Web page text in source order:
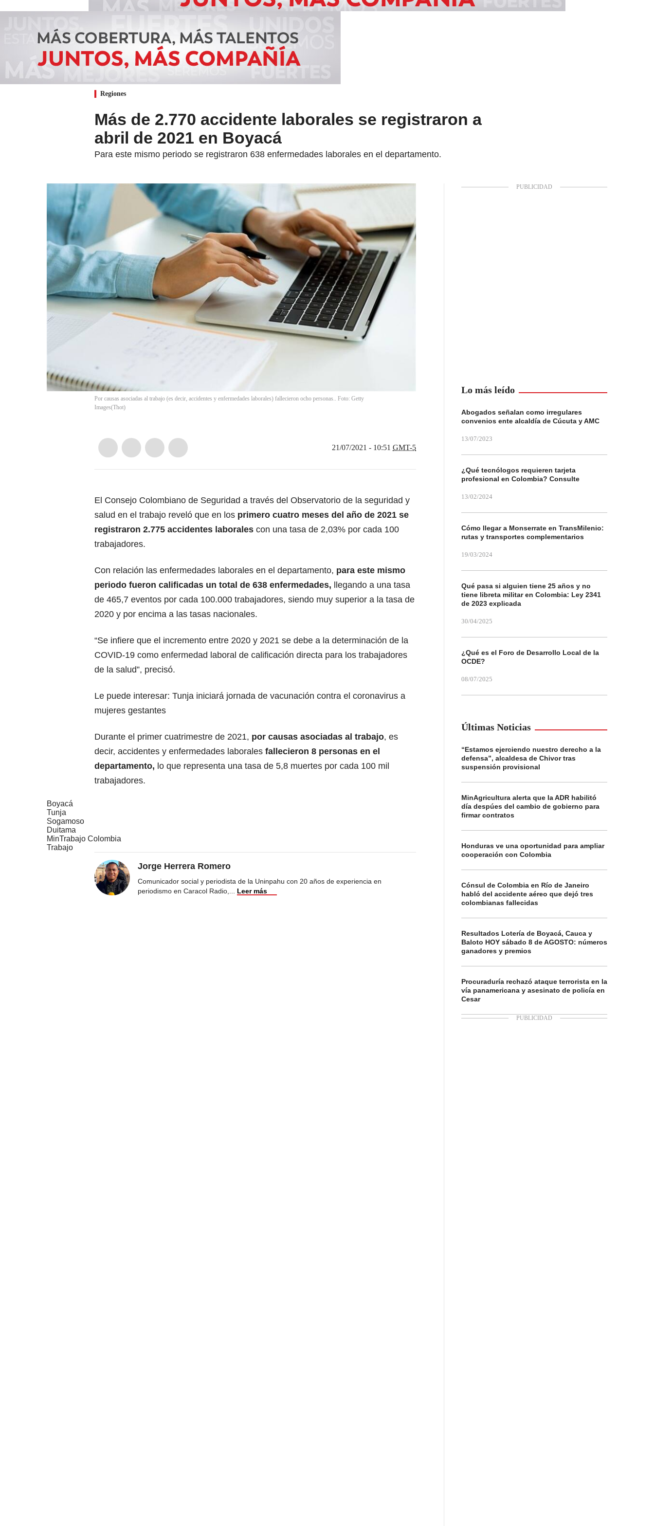
Regiones
Más de 2.770 accidente laborales se registraron a
abril de 2021 en Boyacá
Para este mismo periodo se registraron 638 enfermedades laborales en el departamento.
Por causas asociadas al trabajo (es decir, accidentes y enfermedades laborales) fallecieron ocho personas.. Foto: Getty
Images(Thot)
21/07/2021 - 10:51 GMT-5
El Consejo Colombiano de Seguridad a través del Observatorio de la seguridad y
salud en el trabajo reveló que en los primero cuatro meses del año de 2021 se
registraron 2.775 accidentes laborales con una tasa de 2,03% por cada 100
trabajadores.
Con relación las enfermedades laborales en el departamento, para este mismo
periodo fueron calificadas un total de 638 enfermedades, llegando a una tasa
de 465,7 eventos por cada 100.000 trabajadores, siendo muy superior a la tasa de
2020 y por encima a las tasas nacionales.
“Se infiere que el incremento entre 2020 y 2021 se debe a la determinación de la
COVID-19 como enfermedad laboral de calificación directa para los trabajadores
de la salud”, precisó.
Le puede interesar: Tunja iniciará jornada de vacunación contra el coronavirus a
mujeres gestantes
Durante el primer cuatrimestre de 2021, por causas asociadas al trabajo, es
decir, accidentes y enfermedades laborales fallecieron 8 personas en el
departamento, lo que representa una tasa de 5,8 muertes por cada 100 mil
trabajadores.
Boyacá
Tunja
Sogamoso
Duitama
MinTrabajo Colombia
Trabajo
Jorge Herrera Romero
Comunicador social y periodista de la Uninpahu con 20 años de experiencia en
periodismo en Caracol Radio,
Leer más
Lo más leído
Abogados señalan como irregulares
convenios ente alcaldía de Cúcuta y AMC
13/07/2023
¿Qué tecnólogos requieren tarjeta
profesional en Colombia? Consulte
13/02/2024
Cómo llegar a Monserrate en TransMilenio:
rutas y transportes complementarios
19/03/2024
Qué pasa si alguien tiene 25 años y no
tiene libreta militar en Colombia: Ley 2341
de 2023 explicada
30/04/2025
¿Qué es el Foro de Desarrollo Local de la
OCDE?
08/07/2025
Últimas Noticias
“Estamos ejerciendo nuestro derecho a la
defensa”, alcaldesa de Chivor tras
suspensión provisional
MinAgricultura alerta que la ADR habilitó
día despúes del cambio de gobierno para
firmar contratos
Honduras ve una oportunidad para ampliar
cooperación con Colombia
Cónsul de Colombia en Río de Janeiro
habló del accidente aéreo que dejó tres
colombianas fallecidas
Resultados Lotería de Boyacá, Cauca y
Baloto HOY sábado 8 de AGOSTO: números
ganadores y premios
Procuraduría rechazó ataque terrorista en la
vía panamericana y asesinato de policía en
Cesar